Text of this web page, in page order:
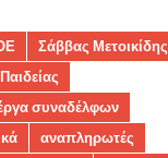
Σάββας Μετοικίδης
συναδέλφων
αναπληρωτές